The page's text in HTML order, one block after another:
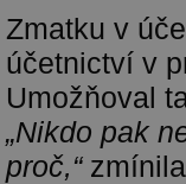
Zmatku v
účetnictví v
Umožňoval
„Nikdo pak
proč,“